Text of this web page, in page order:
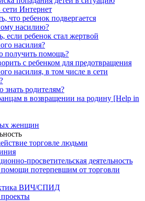
сети Интернет
что ребенок подвергается
насилию?
если ребенок стал жертвой
насилия?
получить помощь?
с ребенком для предотвращения
насилия, в том числе в сети
знать родителям?
в возвращении на родину [Help in
женщин
торговле людьми
просветительская деятельность
потерпевшим от торговли
ВИЧ/СПИД